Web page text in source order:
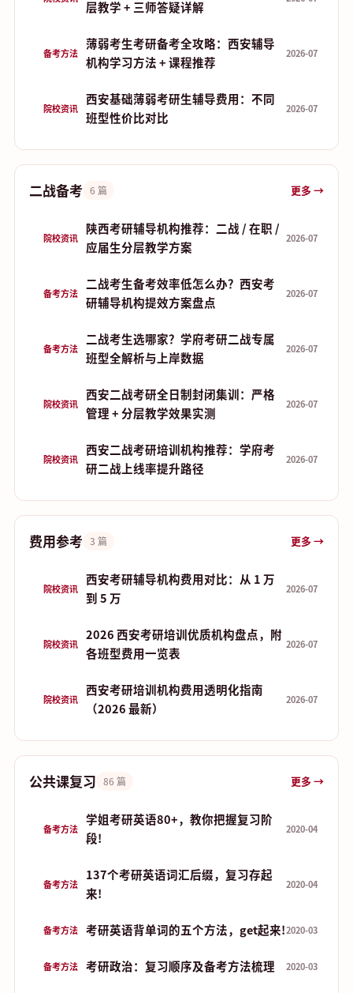
层教学 + 三师答疑详解
备考方法
薄弱考生考研备考全攻略：西安辅导
机构学习方法 + 课程推荐
2026-07
院校资讯
西安基础薄弱考研生辅导费用：不同
班型性价比对比
2026-07
二战备考 6 篇 更多 →
院校资讯
陕西考研辅导机构推荐：二战 / 在职 /
应届生分层教学方案
2026-07
备考方法
二战考生备考效率低怎么办？西安考
研辅导机构提效方案盘点
2026-07
备考方法
二战考生选哪家？学府考研二战专属
班型全解析与上岸数据
2026-07
院校资讯
西安二战考研全日制封闭集训：严格
管理 + 分层教学效果实测
2026-07
院校资讯
西安二战考研培训机构推荐：学府考
研二战上线率提升路径
2026-07
费用参考 3 篇 更多 →
院校资讯
西安考研辅导机构费用对比：从 1 万
到 5 万
2026-07
院校资讯
2026 西安考研培训优质机构盘点，附
各班型费用一览表
2026-07
院校资讯
西安考研培训机构费用透明化指南
（2026 最新）
2026-07
公共课复习 86 篇 更多 →
备考方法
学姐考研英语80+，教你把握复习阶
段!
2020-04
备考方法
137个考研英语词汇后缀，复习存起
来!
2020-04
备考方法 考研英语背单词的五个方法，get起来!2020-03
备考方法 考研政治：复习顺序及备考方法梳理 2020-03